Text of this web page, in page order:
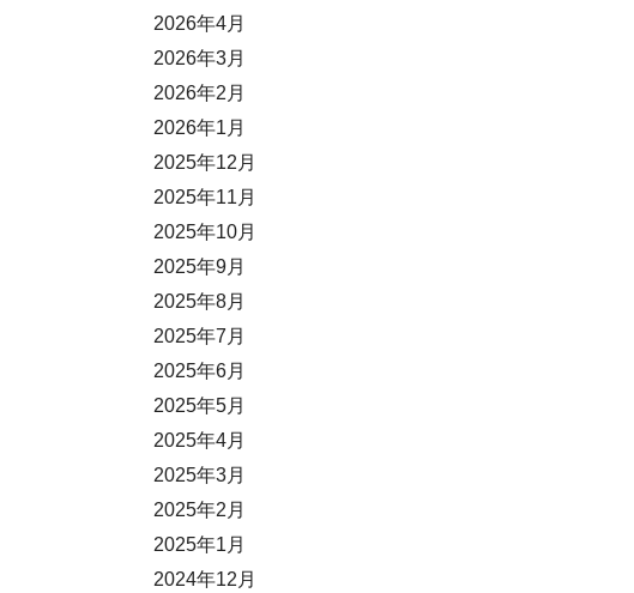
2026年4月
2026年3月
2026年2月
2026年1月
2025年12月
2025年11月
2025年10月
2025年9月
2025年8月
2025年7月
2025年6月
2025年5月
2025年4月
2025年3月
2025年2月
2025年1月
2024年12月